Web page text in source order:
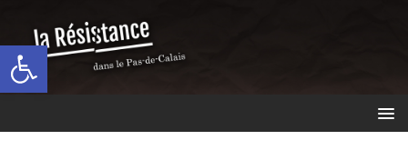
Ouvrir la barre d’outils